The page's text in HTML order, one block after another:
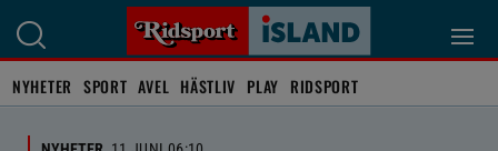
NYHETER SPORT AVEL HÄSTLIV PLAY RIDSPORT